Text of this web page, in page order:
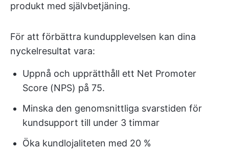
produkt med självbetjäning.
För att förbättra kundupplevelsen kan dina
nyckelresultat vara:
Uppnå och upprätthåll ett Net Promoter
Score (NPS) på 75.
Minska den genomsnittliga svarstiden för
kundsupport till under 3 timmar
Öka kundlojaliteten med 20 %